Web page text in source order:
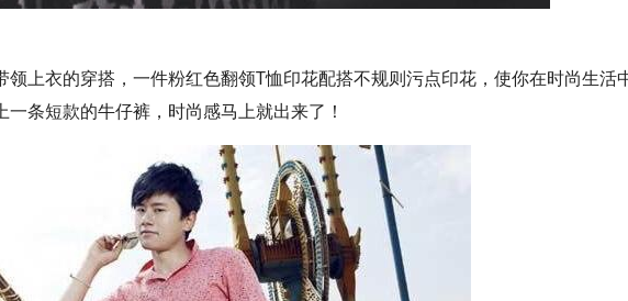
上衣的穿搭，一件粉红色翻领T恤印花配搭不规则污点印花，使你在时尚生活
条短款的牛仔裤，时尚感马上就出来了！